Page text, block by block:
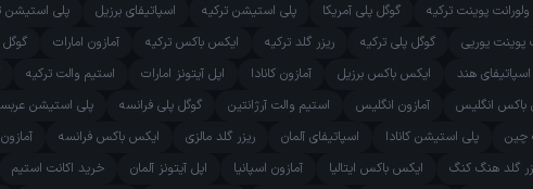
ولورانت پوینت ترکیه گوگل پلی آمریکا پلی استیشن ترکیه اسپاتیفای برزیل پلی استیشن
پوینت یوریی گوگل پلی ترکیه ریزر گلد ترکیه ایکس باکس ترکیه آمازون امارات
اسپاتیفای هند ایکس باکس برزیل آمازون کانادا اپل آیتونز امارات استیم والت ترکیه
باکس انگلیس آمازون انگلیس استیم والت آرژانتین گوگل پلی فرانسه پلی استیشن
چین پلی استیشن کانادا اسپاتیفای آلمان ریزر گلد مالزی ایکس باکس فرانسه
گلد هنگ کنگ ایکس باکس ایتالیا آمازون اسپانیا اپل آیتونز آلمان خرید اکانت استیم